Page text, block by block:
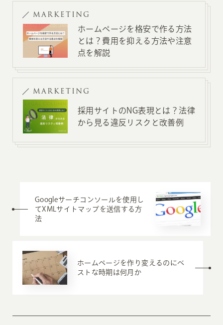
MARKETING
ホームページを格安で作る方法
とは？費用を抑える方法や注意
点を解説
MARKETING
採用サイトのNG表現とは？法律
から見る違反リスクと改善例
Googleサーチコンソールを使用し
てXMLサイトマップを送信する方
法
ホームページを作り変えるのにベ
ストな時期は何月か